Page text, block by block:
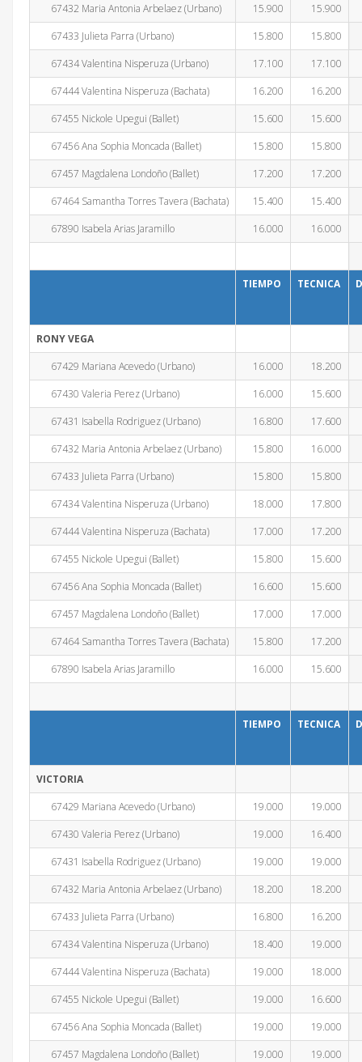
67432 Maria Antonia Arbelaez (Urbano) 15.900
15.900
67433 Julieta Parra (Urbano)
15.800
15.800
67434 Valentina Nisperuza (Urbano)
17.100
17.100
67444 Valentina Nisperuza (Bachata)
16.200
16.200
67455 Nickole Upegui (Ballet)
15.600
15.600
67456 Ana Sophia Moncada (Ballet)
15.800
15.800
67457 Magdalena Londoño (Ballet)
17.200
17.200
67464 Samantha Torres Tavera (Bachata)
15.400
15.400
67890 Isabela Arias Jaramillo
16.000 16.000
TIEMPO TECNICA
RONY VEGA
67429 Mariana Acevedo (Urbano)
16.000
18.200
67430 Valeria Perez (Urbano)
16.000
15.600
67431 Isabella Rodriguez (Urbano)
16.800
17.600
67432 Maria Antonia Arbelaez (Urbano)
15.800
16.000
67433 Julieta Parra (Urbano)
15.800
15.800
67434 Valentina Nisperuza (Urbano)
18.000
17.800
67444 Valentina Nisperuza (Bachata)
17.000
17.200
67455 Nickole Upegui (Ballet)
15.800
15.600
67456 Ana Sophia Moncada (Ballet)
16.600
15.600
67457 Magdalena Londoño (Ballet)
17.000
17.000
67464 Samantha Torres Tavera (Bachata)
15.800
17.200
67890 Isabela Arias Jaramillo
16.000 15.600
TIEMPO TECNICA
VICTORIA
67429 Mariana Acevedo (Urbano)
19.000
19.000
67430 Valeria Perez (Urbano)
19.000
16.400
67431 Isabella Rodriguez (Urbano)
19.000
19.000
67432 Maria Antonia Arbelaez (Urbano)
18.200
18.200
67433 Julieta Parra (Urbano)
16.800
16.200
67434 Valentina Nisperuza (Urbano)
18.400
19.000
67444 Valentina Nisperuza (Bachata)
19.000
18.000
67455 Nickole Upegui (Ballet)
19.000
16.600
67456 Ana Sophia Moncada (Ballet)
19.000
19.000
67457 Magdalena Londoño (Ballet)
19.000
19.000